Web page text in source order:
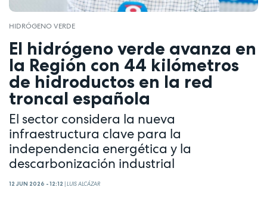
HIDRÓGENO VERDE
El hidrógeno verde avanza en
la Región con 44 kilómetros
de hidroductos en la red
troncal española
El sector considera la nueva
infraestructura clave para la
independencia energética y la
descarbonización industrial
12 JUN 2026 - 12:12 |LUIS ALCÁZAR